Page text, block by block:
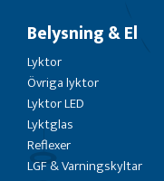
Belysning & El
Lyktor
Övriga lyktor
Lyktor LED
Lyktglas
Reflexer
LGF & Varningskyltar